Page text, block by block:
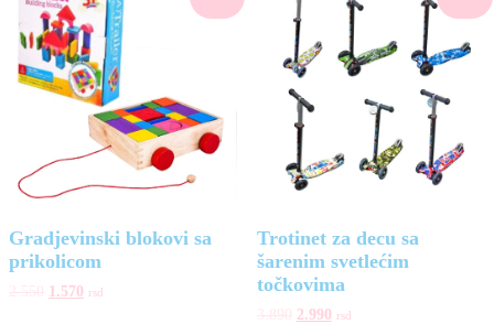
Gradjevinski blokovi sa
prikolicom
1.570 rsd
Trotinet za decu sa
šarenim svetlećim
točkovima
2.990 rsd